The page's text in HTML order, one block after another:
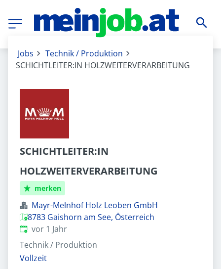
Jobs
Technik / Produktion
SCHICHTLEITER:IN HOLZWEITERVERARBEITUNG
SCHICHTLEITER:IN
HOLZWEITERVERARBEITUNG
merken
Mayr-Melnhof Holz Leoben GmbH
8783 Gaishorn am See, Österreich
Veröffentlicht
vor 1 Jahr
Technik / Produktion
Vollzeit